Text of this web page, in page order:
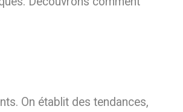
On établit des tendances,